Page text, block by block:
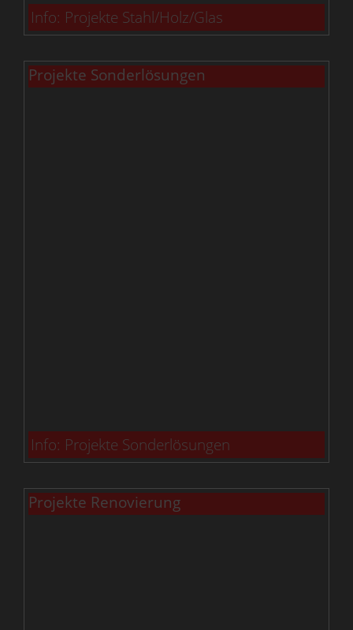
Info: Projekte Stahl/Holz/Glas
Projekte Sonderlösungen
Info: Projekte Sonderlösungen
Projekte Renovierung